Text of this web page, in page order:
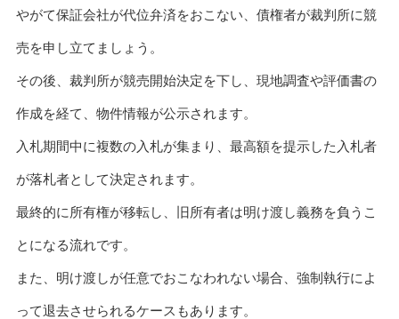
やがて保証会社が代位弁済をおこない、債権者が裁判所に競
売を申し立てましょう。
その後、裁判所が競売開始決定を下し、現地調査や評価書の
作成を経て、物件情報が公示されます。
入札期間中に複数の入札が集まり、最高額を提示した入札者
が落札者として決定されます。
最終的に所有権が移転し、旧所有者は明け渡し義務を負うこ
とになる流れです。
また、明け渡しが任意でおこなわれない場合、強制執行によ
って退去させられるケースもあります。